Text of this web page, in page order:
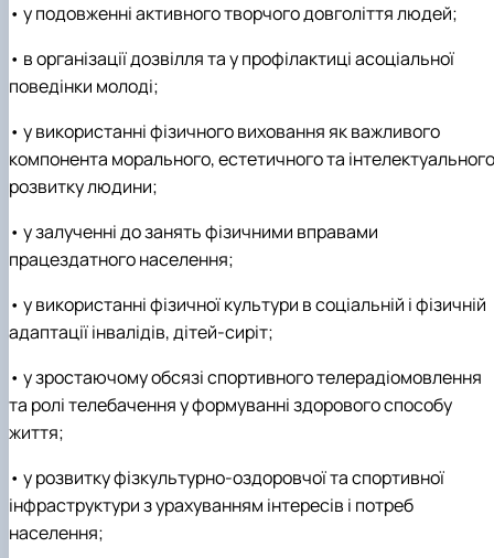
• у подовженні активного творчого довголіття людей;
• в організації дозвілля та у профілактиці асоціальної
поведінки молоді;
• у використанні фізичного виховання як важливого
компонента морального, естетичного та інтелектуального
розвитку людини;
• у залученні до занять фізичними вправами
працездатного населення;
• у використанні фізичної культури в соціальній і фізичній
адаптації інвалідів, дітей-сиріт;
• у зростаючому обсязі спортивного телерадіомовлення
та ролі телебачення у формуванні здорового способу
життя;
• у розвитку фізкультурно-оздоровчої та спортивної
інфраструктури з урахуванням інтересів і потреб
населення;